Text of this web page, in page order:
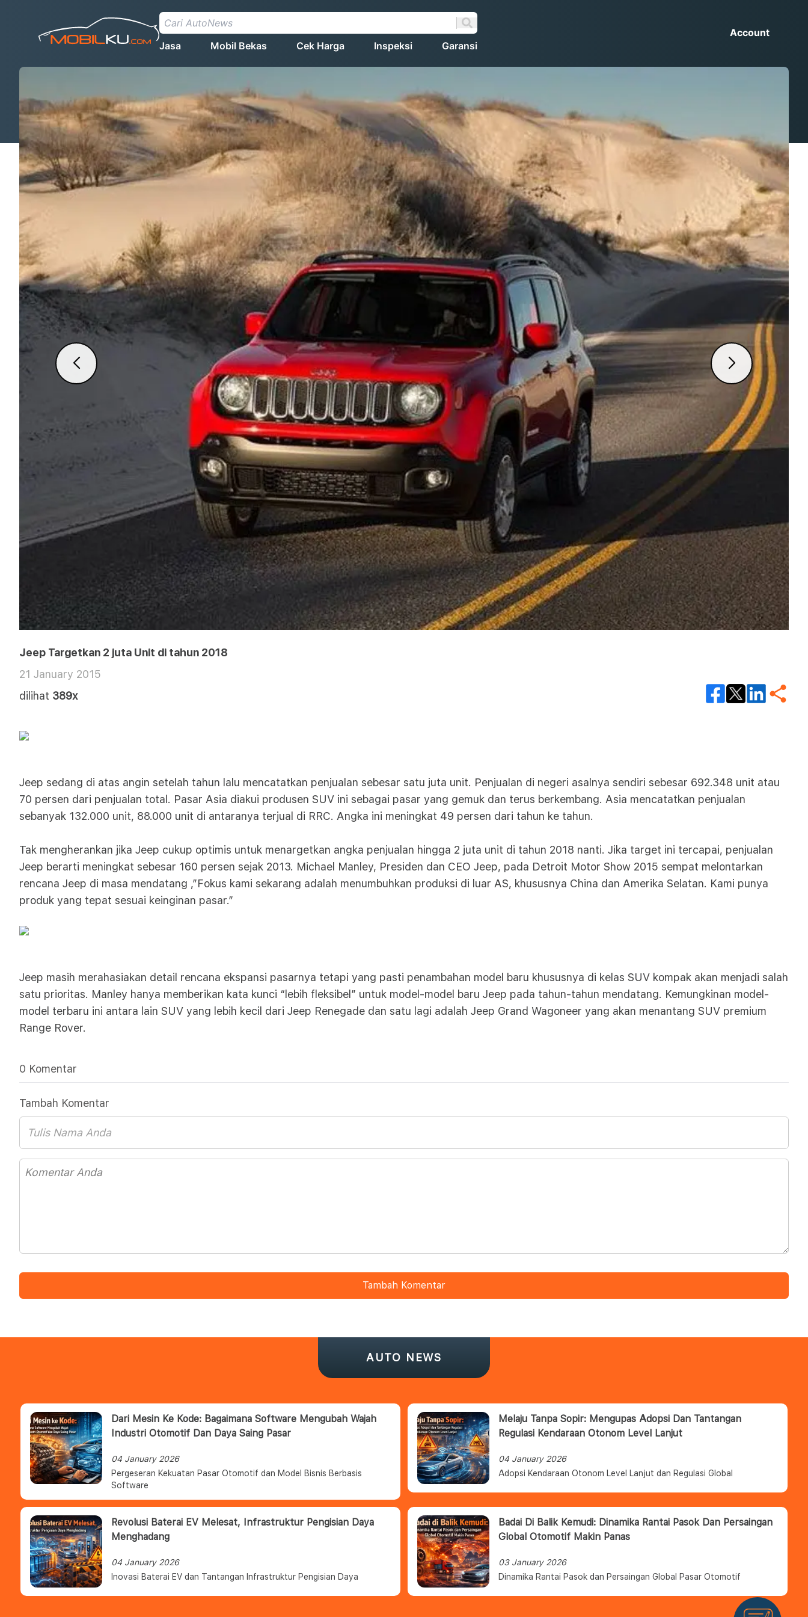
Jasa Mobil Bekas Cek Harga Inspeksi Garansi
Account
Jeep Targetkan 2 juta Unit di tahun 2018
21 January 2015
dilihat 389x
Jeep sedang di atas angin setelah tahun lalu mencatatkan penjualan sebesar satu juta unit. Penjualan di negeri asalnya sendiri sebesar 692.348 unit atau
70 persen dari penjualan total. Pasar Asia diakui produsen SUV ini sebagai pasar yang gemuk dan terus berkembang. Asia mencatatkan penjualan
sebanyak 132.000 unit, 88.000 unit di antaranya terjual di RRC. Angka ini meningkat 49 persen dari tahun ke tahun.
Tak mengherankan jika Jeep cukup optimis untuk menargetkan angka penjualan hingga 2 juta unit di tahun 2018 nanti. Jika target ini tercapai, penjualan
Jeep berarti meningkat sebesar 160 persen sejak 2013. Michael Manley, Presiden dan CEO Jeep, pada Detroit Motor Show 2015 sempat melontarkan
rencana Jeep di masa mendatang ,”Fokus kami sekarang adalah menumbuhkan produksi di luar AS, khususnya China dan Amerika Selatan. Kami punya
produk yang tepat sesuai keinginan pasar.”
Jeep masih merahasiakan detail rencana ekspansi pasarnya tetapi yang pasti penambahan model baru khususnya di kelas SUV kompak akan menjadi salah
satu prioritas. Manley hanya memberikan kata kunci “lebih fleksibel” untuk model-model baru Jeep pada tahun-tahun mendatang. Kemungkinan model-
model terbaru ini antara lain SUV yang lebih kecil dari Jeep Renegade dan satu lagi adalah Jeep Grand Wagoneer yang akan menantang SUV premium
Range Rover.
0 Komentar
Tambah Komentar
Tambah Komentar
AUTO NEWS
Dari Mesin Ke Kode: Bagaimana Software Mengubah Wajah
Industri Otomotif Dan Daya Saing Pasar
04 January 2026
Pergeseran Kekuatan Pasar Otomotif dan Model Bisnis Berbasis
Software
Melaju Tanpa Sopir: Mengupas Adopsi Dan Tantangan
Regulasi Kendaraan Otonom Level Lanjut
04 January 2026
Adopsi Kendaraan Otonom Level Lanjut dan Regulasi Global
Revolusi Baterai EV Melesat, Infrastruktur Pengisian Daya
Menghadang
04 January 2026
Inovasi Baterai EV dan Tantangan Infrastruktur Pengisian Daya
Badai Di Balik Kemudi: Dinamika Rantai Pasok Dan Persaingan
Global Otomotif Makin Panas
03 January 2026
Dinamika Rantai Pasok dan Persaingan Global Pasar Otomotif